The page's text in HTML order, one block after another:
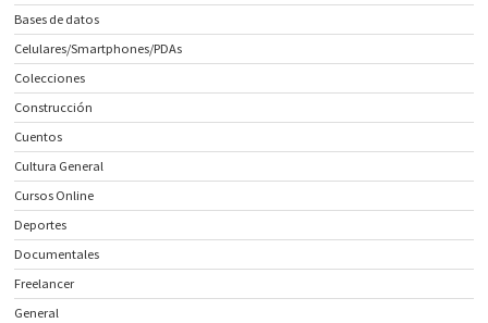
Bases de datos
Celulares/Smartphones/PDAs
Colecciones
Construcción
Cuentos
Cultura General
Cursos Online
Deportes
Documentales
Freelancer
General